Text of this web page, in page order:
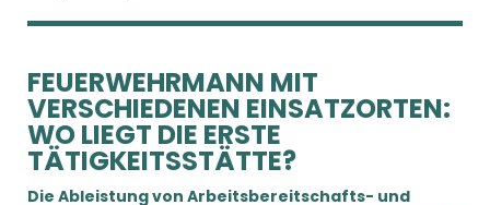
FEUERWEHRMANN MIT
VERSCHIEDENEN EINSATZORTEN:
WO LIEGT DIE ERSTE
TÄTIGKEITSSTÄTTE?
Die Ableistung von Arbeitsbereitschafts- und